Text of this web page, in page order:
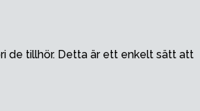
de tillhör. Detta är ett enkelt sätt att